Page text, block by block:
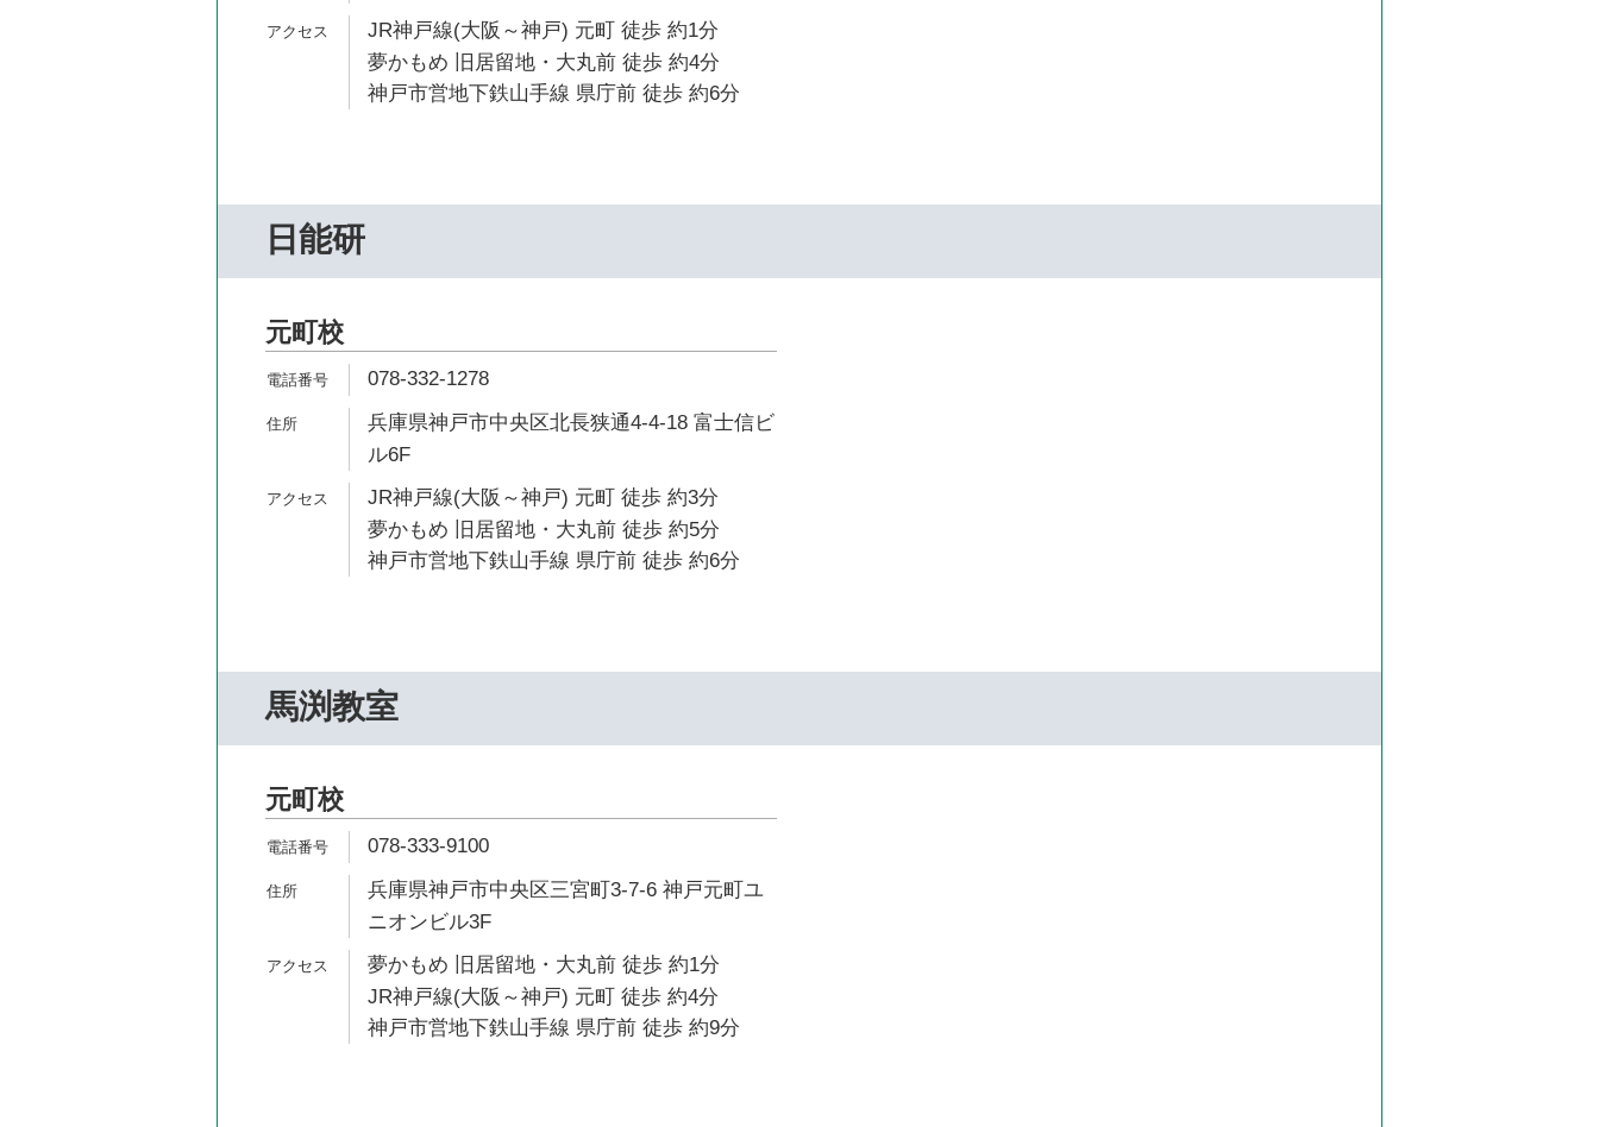
JR神戸線(大阪～神戸) 元町 徒歩 約1分
夢かもめ 旧居留地・大丸前 徒歩 約4分
神戸市営地下鉄山手線 県庁前 徒歩 約6分
日能研
元町校
078-332-1278
兵庫県神戸市中央区北長狭通4-4-18 富士信ビ
ル6F
JR神戸線(大阪～神戸) 元町 徒歩 約3分
夢かもめ 旧居留地・大丸前 徒歩 約5分
神戸市営地下鉄山手線 県庁前 徒歩 約6分
馬渕教室
元町校
078-333-9100
兵庫県神戸市中央区三宮町3-7-6 神戸元町ユ
ニオンビル3F
夢かもめ 旧居留地・大丸前 徒歩 約1分
JR神戸線(大阪～神戸) 元町 徒歩 約4分
神戸市営地下鉄山手線 県庁前 徒歩 約9分